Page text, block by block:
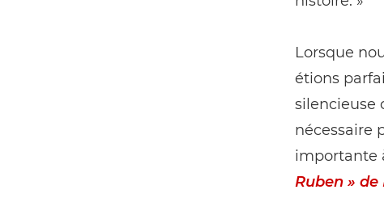
Lorsque
étions
silencieuse
nécessaire
importante
Ruben »